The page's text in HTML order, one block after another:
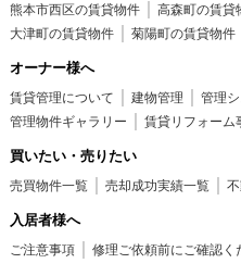
熊本市西区の賃貸物件
高森町の賃貸
大津町の賃貸物件
菊陽町の賃貸物件
オーナー様へ
賃貸管理について 建物管理 管理
管理物件ギャラリー
賃貸リフォーム
買いたい・売りたい
売買物件一覧 売却成功実績一覧
入居者様へ
ご注意事項 修理ご依頼前にご確認く